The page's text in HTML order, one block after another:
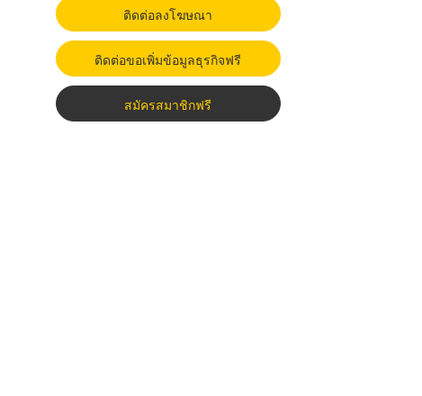
ติดต่อลงโฆษณา
ติดต่อขอเพิ่มข้อมูลธุรกิจฟรี
สมัครสมาชิกฟรี